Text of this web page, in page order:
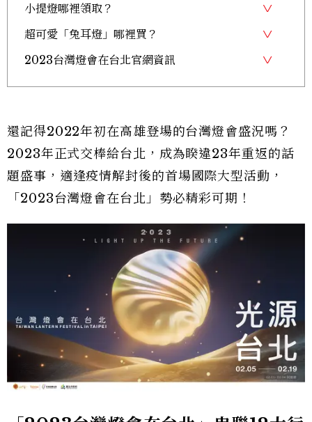
小提燈哪裡領取？
超可愛「兔耳燈」哪裡買？
2023台灣燈會在台北官網資訊
還記得2022年初在高雄登場的台灣燈會盛況嗎？
2023年正式交棒給台北，成為睽違23年重返的話
題盛事，適逢疫情解封後的首場國際大型活動，
「2023台灣燈會在台北」勢必精彩可期！